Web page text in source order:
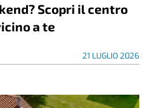
Scopri il centro
a te
21 LUGLIO 2026